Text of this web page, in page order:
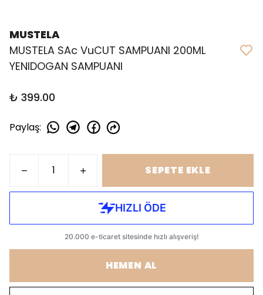
MUSTELA
MUSTELA SAc VuCUT SAMPUANI 200ML
YENIDOGAN SAMPUANI
₺ 399.00
Paylaş:
SEPETE EKLE
HEMEN AL